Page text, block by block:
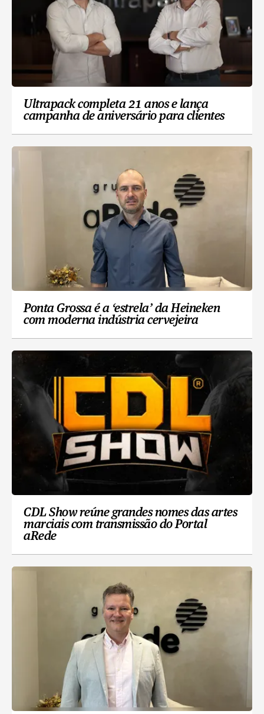
Ultrapack completa 21 anos e lança
campanha de aniversário para clientes
Ponta Grossa é a ‘estrela’ da Heineken
com moderna indústria cervejeira
CDL Show reúne grandes nomes das artes
marciais com transmissão do Portal
aRede